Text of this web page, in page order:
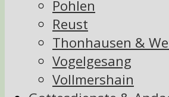
Pohlen
Reust
Thonhausen &
Vogelgesang
Vollmershain